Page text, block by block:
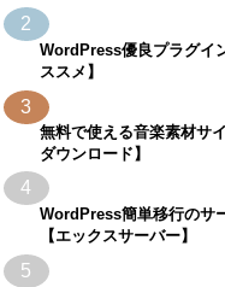
2
WordPress優良プラグイ
ススメ】
3
無料で使える音楽素材サ
ダウンロード】
4
WordPress簡単移行のサ
【エックスサーバー】
5